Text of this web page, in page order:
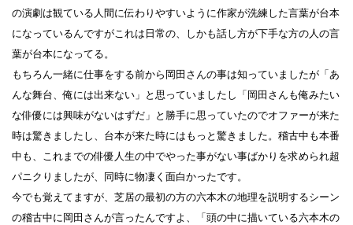
の演劇は観ている人間に伝わりやすいように作家が洗練した言葉が台本
になっているんですがこれは日常の、しかも話し方が下手な方の人の言
葉が台本になってる。
もちろん一緒に仕事をする前から岡田さんの事は知っていましたが「あ
んな舞台、俺には出来ない」と思っていましたし「岡田さんも俺みたい
な俳優には興味がないはずだ」と勝手に思っていたのでオファーが来た
時は驚きましたし、台本が来た時にはもっと驚きました。稽古中も本番
中も、これまでの俳優人生の中でやった事がない事ばかりを求められ超
パニクりましたが、同時に物凄く面白かったです。
今でも覚えてますが、芝居の最初の方の六本木の地理を説明するシーン
の稽古中に岡田さんが言ったんですよ、「頭の中に描いている六本木の